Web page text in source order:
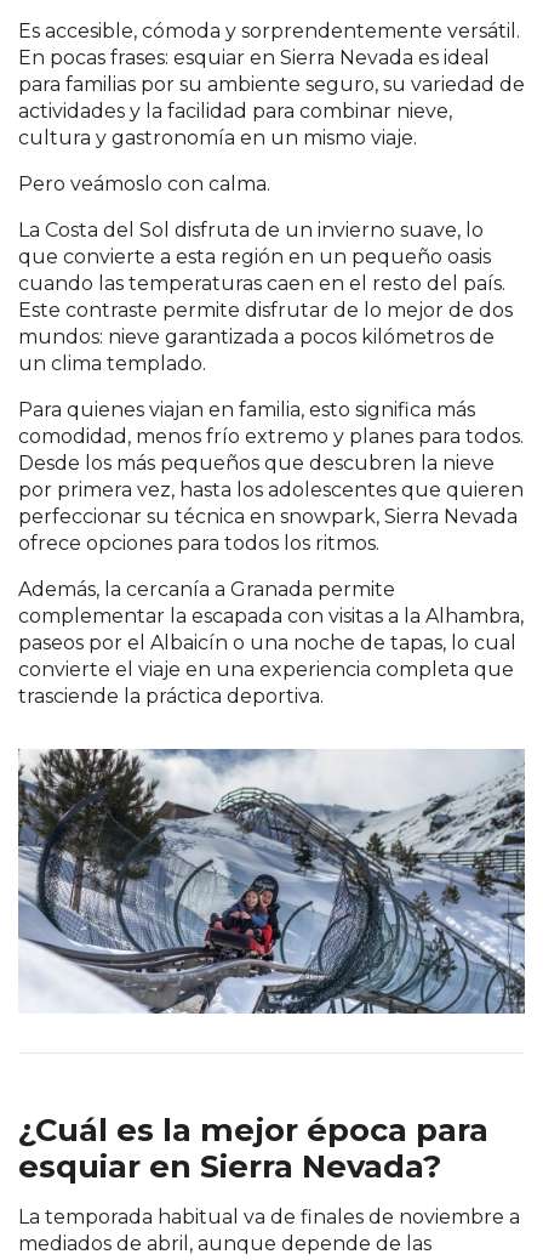
Es accesible, cómoda y sorprendentemente versátil.
En pocas frases: esquiar en Sierra Nevada es ideal
para familias por su ambiente seguro, su variedad de
actividades y la facilidad para combinar nieve,
cultura y gastronomía en un mismo viaje.
Pero veámoslo con calma.
La Costa del Sol disfruta de un invierno suave, lo
que convierte a esta región en un pequeño oasis
cuando las temperaturas caen en el resto del país.
Este contraste permite disfrutar de lo mejor de dos
mundos: nieve garantizada a pocos kilómetros de
un clima templado.
Para quienes viajan en familia, esto significa más
comodidad, menos frío extremo y planes para todos.
Desde los más pequeños que descubren la nieve
por primera vez, hasta los adolescentes que quieren
perfeccionar su técnica en snowpark, Sierra Nevada
ofrece opciones para todos los ritmos.
Además, la cercanía a Granada permite
complementar la escapada con visitas a la Alhambra,
paseos por el Albaicín o una noche de tapas, lo cual
convierte el viaje en una experiencia completa que
trasciende la práctica deportiva.
¿Cuál es la mejor época para
esquiar en Sierra Nevada?
La temporada habitual va de finales de noviembre a
mediados de abril, aunque depende de las